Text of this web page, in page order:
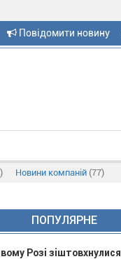
Повідомити новину
Новини компаній (77)
ПОПУЛЯРНЕ
Розі зіштовхнулися